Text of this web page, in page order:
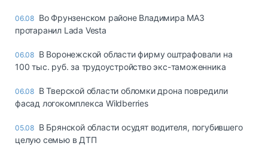
06.08 Во Фрунзенском районе Владимира МАЗ
протаранил Lada Vesta
06.08 В Воронежской области фирму оштрафовали на
100 тыс. руб. за трудоустройство экс-таможенника
06.08 В Тверской области обломки дрона повредили
фасад логокомплекса Wildberries
05.08 В Брянской области осудят водителя, погубившего
целую семью в ДТП